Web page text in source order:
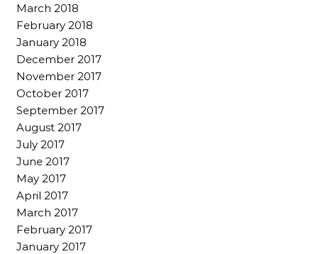
March 2018
February 2018
January 2018
December 2017
November 2017
October 2017
September 2017
August 2017
July 2017
June 2017
May 2017
April 2017
March 2017
February 2017
January 2017